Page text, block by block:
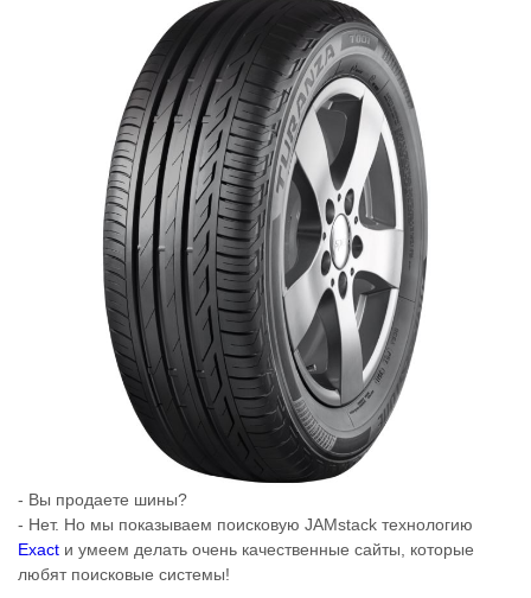
- Вы продаете шины?
- Нет. Но мы показываем поисковую JAMstack технологию
Exact и умеем делать очень качественные сайты, которые
любят поисковые системы!